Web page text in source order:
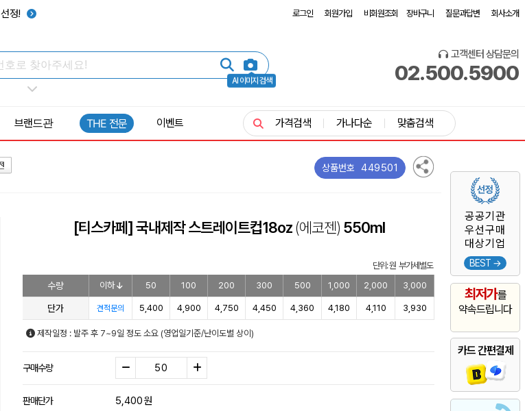
선정! 로그인 회원가입 비회원조회 장바구니 질문과답변 회사소개
AI 이미지 검색
고객센터 상담문의
02.500.5900
공공기관
우선구매
대상기업
BEST →
최저가를
약속드립니다
카드 간편결제
브랜드관 THE 전문 이벤트 가격검색 가나다순 맞춤검색
상품번호 449501
[티스카페] 국내제작 스트레이트컵18oz(에코젠) 550ml
단위: 원 부가세별도
수량 이하 50 100 200 300 500 1,000 2,000 3,000
단가 견적문의 5,400 4,900 4,750 4,450 4,360 4,180 4,110 3,930
제작일정 : 발주 후 7~9일 정도 소요 (영업일기준/난이도별 상이)
구매수량
판매단가 5,400원